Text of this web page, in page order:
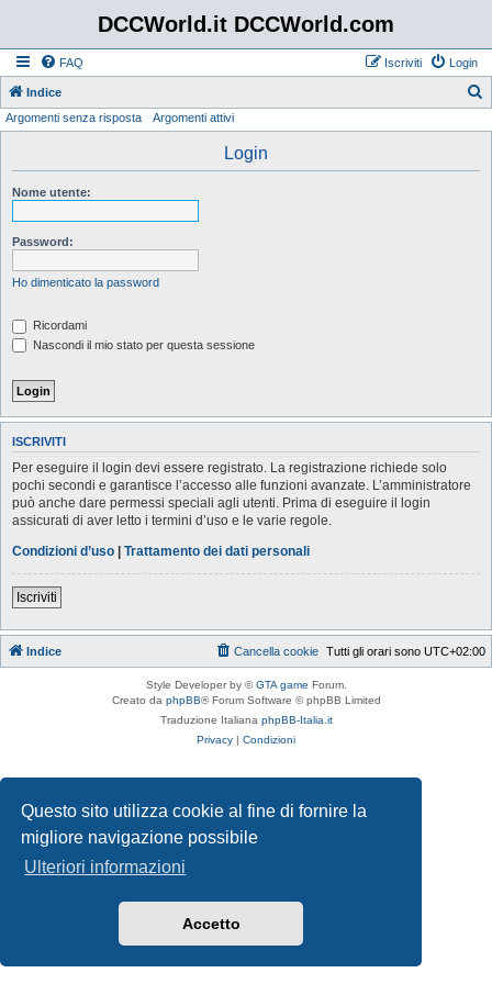
Questo sito utilizza cookie al fine di fornire la
migliore navigazione possibile
Ulteriori informazioni
Accetto
DCCWorld.it DCCWorld.com
FAQ Login
Iscriviti
Indice
Argomenti senza risposta Argomenti attivi
Login
Nome utente:
Password:
Ho dimenticato la password
Ricordami
Nascondi il mio stato per questa sessione
ISCRIVITI
Per eseguire il login devi essere registrato. La registrazione richiede solo
pochi secondi e garantisce l’accesso alle funzioni avanzate. L’amministratore
può anche dare permessi speciali agli utenti. Prima di eseguire il login
assicurati di aver letto i termini d’uso e le varie regole.
Condizioni d’uso | Trattamento dei dati personali
Iscriviti
Indice Tutti gli orari sono UTC+02:00
Cancella cookie
Style Developer by ©GTA game Forum.
Creato da phpBB® Forum Software © phpBB Limited
Traduzione Italiana phpBB-Italia.it
Privacy | Condizioni